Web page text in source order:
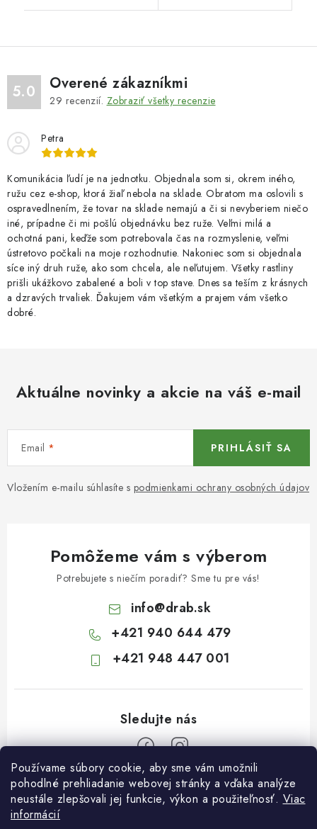
Používame súbory cookie, aby sme vám umožnili
pohodlné prehliadanie webovej stránky a vďaka analýze
neustále zlepšovali jej funkcie, výkon a použiteľnosť. Viac
informácií
5.0 Overené zákazníkmi
29 recenzií. Zobraziť všetky recenzie
Petra
Komunikácia ľudí je na jednotku. Objednala som si, okrem iného,
ružu cez e-shop, ktorá žiaľ nebola na sklade. Obratom ma oslovili s
ospravedlnením, že tovar na sklade nemajú a či si nevyberiem niečo
iné, prípadne či mi pošlú objednávku bez ruže. Veľmi milá a
ochotná pani, keďže som potrebovala čas na rozmyslenie, veľmi
ústretovo počkali na moje rozhodnutie. Nakoniec som si objednala
síce iný druh ruže, ako som chcela, ale neľutujem. Všetky rastliny
prišli ukážkovo zabalené a boli v top stave. Dnes sa teším z krásnych
a dzravých trvaliek. Ďakujem vám všetkým a prajem vám všetko
dobré.
Aktuálne novinky a akcie na váš e-mail
Email
Vložením e-mailu súhlasíte s podmienkami ochrany osobných údajov
PRIHLÁSIŤ SA
Pomôžeme vám s výberom
Potrebujete s niečím poradiť? Sme tu pre vás!
info@drab.sk
+421 940 644 479
+421 948 447 001
Informácie pre vás